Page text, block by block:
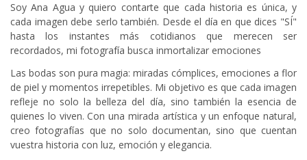
Soy Ana Agua y quiero contarte que cada historia es única, y
cada imagen debe serlo también. Desde el día en que dices "SÍ"
hasta los instantes más cotidianos que merecen ser
recordados, mi fotografía busca inmortalizar emociones
Las bodas son pura magia: miradas cómplices, emociones a flor
de piel y momentos irrepetibles. Mi objetivo es que cada imagen
refleje no solo la belleza del día, sino también la esencia de
quienes lo viven. Con una mirada artística y un enfoque natural,
creo fotografías que no solo documentan, sino que cuentan
vuestra historia con luz, emoción y elegancia.